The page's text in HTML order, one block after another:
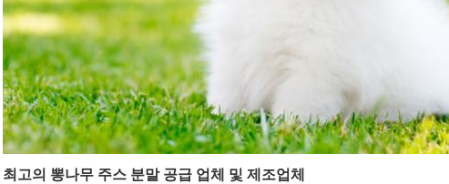
최고의 뽕나무 주스 분말 공급 업체 및 제조업체